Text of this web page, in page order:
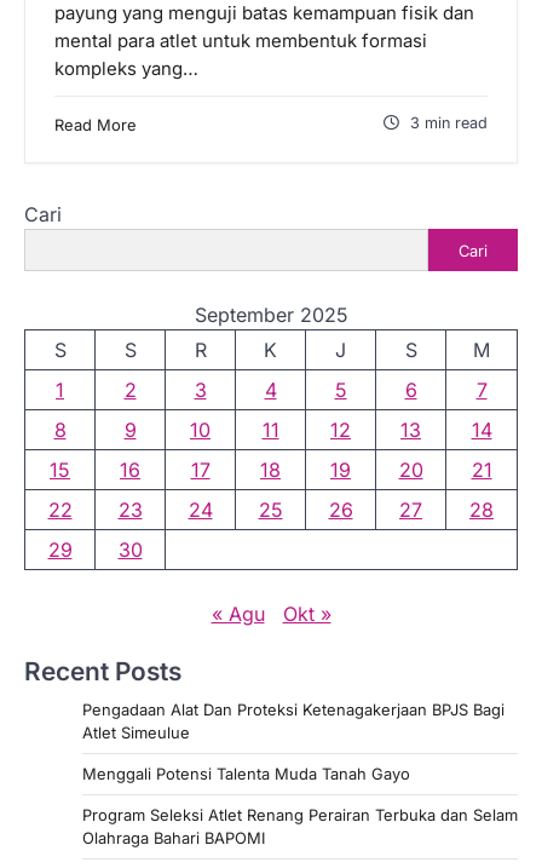
payung yang menguji batas kemampuan fisik dan
mental para atlet untuk membentuk formasi
kompleks yang…
Read More 3 min read
Cari
Cari
September 2025
S
S R K J S
M
1
2 3 4 5 6
7
8
9 10 11 12 13
14
15
16 17 18 19 20
21
22
23 24 25 26 27
28
29
30
« Agu Okt »
Recent Posts
Pengadaan Alat Dan Proteksi Ketenagakerjaan BPJS Bagi
Atlet Simeulue
Menggali Potensi Talenta Muda Tanah Gayo
Program Seleksi Atlet Renang Perairan Terbuka dan Selam
Olahraga Bahari BAPOMI